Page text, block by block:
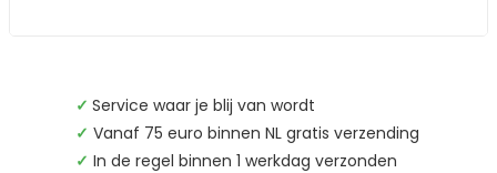
✓ Service waar je blij van wordt
✓ Vanaf 75 euro binnen NL gratis verzending
✓ In de regel binnen 1 werkdag verzonden